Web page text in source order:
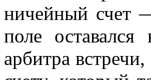
ничейный счет
поле
арбитра